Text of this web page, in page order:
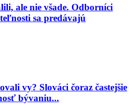
ale nie všade. Odborníci
sa predávajú
vy? Slováci čoraz častejšie
bývaniu...